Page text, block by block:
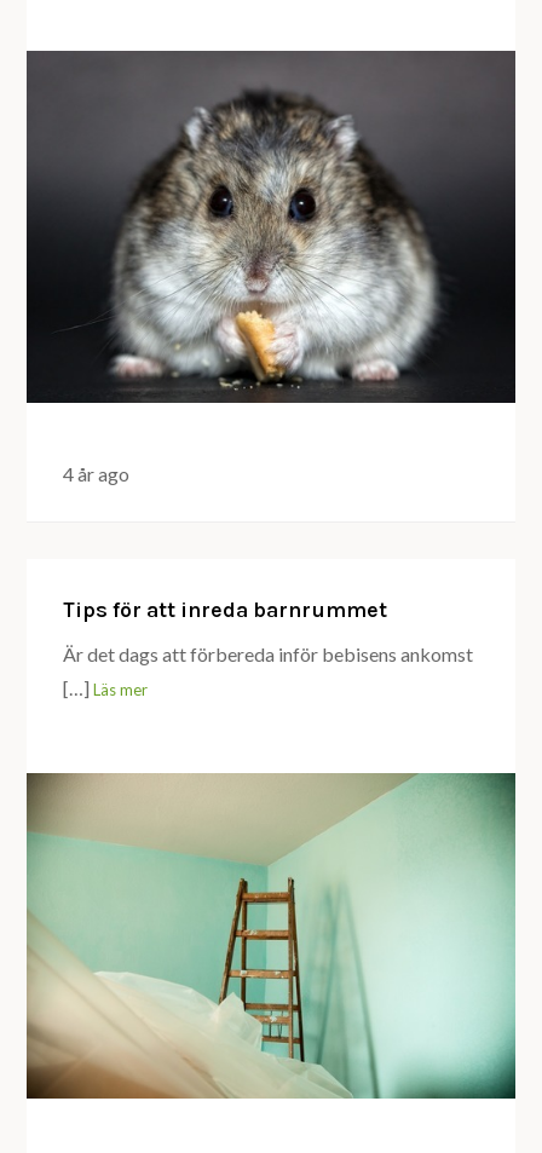
4 år ago
Tips för att inreda barnrummet
Är det dags att förbereda inför bebisens ankomst
[…]